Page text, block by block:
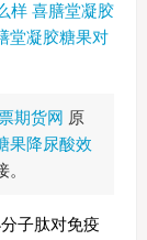
样 喜膳堂凝胶
堂凝胶糖果对
期货网 原
果降尿酸效
子肽对免疫